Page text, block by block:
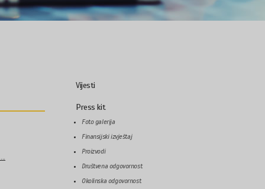
Vijesti
Press kit
Foto galerija
Finansijski izvještaj
Proizvodi
Društvena odgovornost
Okolinska odgovornost